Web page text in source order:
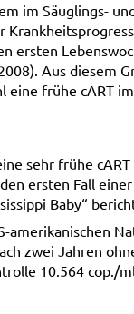
im Säuglings-
ersten
Aus diesem
eine frühe cART
sehr frühe
ersten Fall
Baby“
amerikanischen
zwei Jahren
10.564 cop./